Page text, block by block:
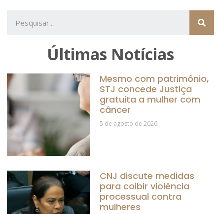
Últimas Notícias
Mesmo com patrimônio,
STJ concede Justiça
gratuita a mulher com
câncer
5 de agosto de 2026
CNJ discute medidas
para coibir violência
processual contra
mulheres